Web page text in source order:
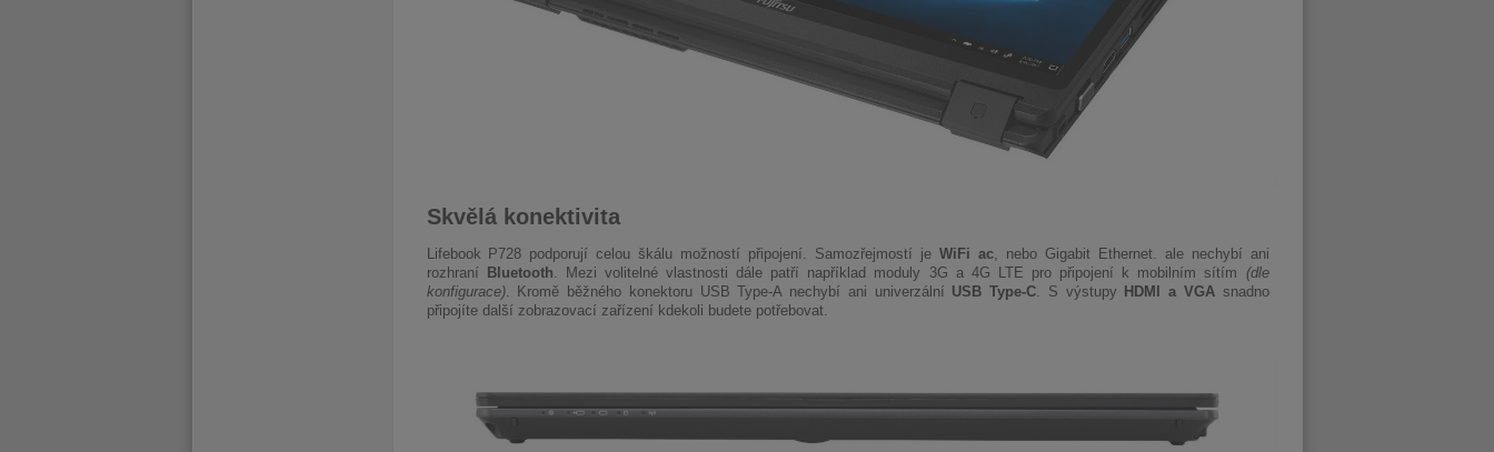
Skvělá konektivita
Lifebook P728 podporují celou škálu možností připojení. Samozřejmostí je WiFi ac, nebo Gigabit Ethernet. ale nechybí ani
rozhraní
Bluetooth. Mezi volitelné vlastnosti dále patří například moduly 3G a 4G LTE pro připojení k mobilním sítím (dle
konfigurace). Kromě běžného konektoru USB Type-A nechybí ani univerzální USB Type-C. S výstupy HDMI a VGAsnadno
připojíte další zobrazovací zařízení kdekoli budete potřebovat.